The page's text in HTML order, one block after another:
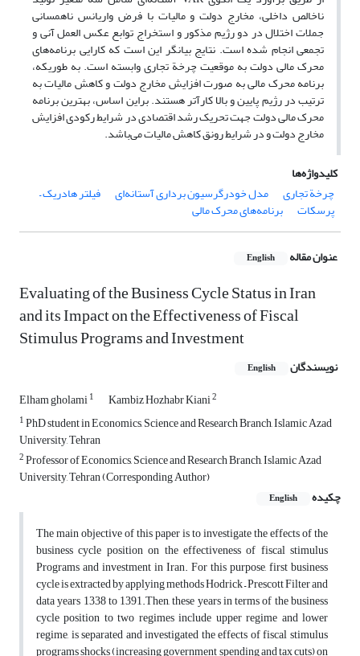
ناخالص داخلی، مخارج دولت و مالیات با فرض واریانس ناهمسانی
جملات اختلال در دو رژیم مذکور و استخراج توابع عکس العمل آنی و
تجمعی انجام شده است. نتایج بیانگر این است که کارایی برنامه‌های
محرک مالی دولت به موقعیت چرخة تجاری وابسته است. به طوریکه،
برنامه محرک‌ مالی به صورت افزایش مخارج دولت و کاهش مالیات به
ترتیب در رژیم پایین و بالا کارآتر هستند. براین اساس، بهترین برنامه
محرک مالی دولت جهت تحریک رشد اقتصادی در شرایط رکودی افزایش
مخارج دولت و در شرایط رونق کاهش مالیات می‌باشد.
کلیدواژه‌ها
چرخة تجاری
مدل خودرگرسیون برداری آستانه‌ای فیلتر هادریک –
پرسکات برنامه‌های محرک‌ مالی
عنوان مقاله English
Evaluating of the Business Cycle Status in Iran
and its Impact on the Effectiveness of Fiscal
Stimulus Programs and Investment
نویسندگان English
Elham gholami1 Kambiz Hozhabr Kiani2
1PhD student in Economics, Science and Research Branch, Islamic Azad
University, Tehran
2Professor of Economics, Science and Research Branch, Islamic Azad
University, Tehran (Corresponding Author)
چکیده
English
The main objective of this paper is to investigate the effects of the
business cycle position on the effectiveness of fiscal stimulus
Programs and investment in Iran. For this purpose, first business
cycle is extracted by applying methods Hodrick – Prescott Filter and
data years 1338 to 1391.Then, these years in terms of the business
cycle position to two regimes include upper regime and lower
regime, is separated and investigated the effects of fiscal stimulus